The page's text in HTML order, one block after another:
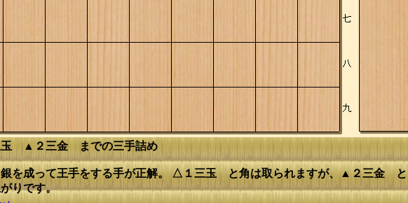
▲２三金 までの三手詰め
を成って王手をする手が正解。 △１三玉 と角は取られますが、▲２三金 と
りです。